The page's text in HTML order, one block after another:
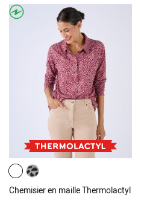
Chemisier en maille Thermolactyl